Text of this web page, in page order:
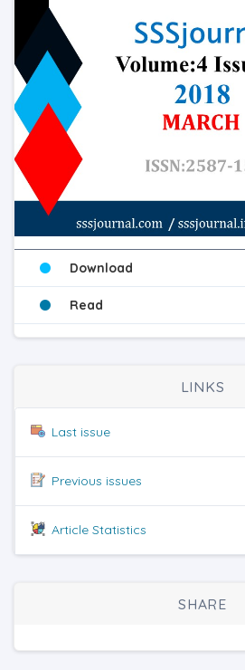
Download
Read
LINKS
Last issue
Previous issues
Article Statistics
SHARE